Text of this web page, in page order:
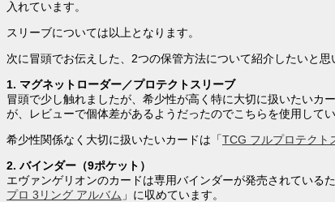
入れています。
スリーブについては以上となります。
次に冒頭でお伝えした、2つの保管方法について紹介したいと思
1. マグネットローダー／プロテクトスリーブ
冒頭で少し触れましたが、希少性が高く特に大切に扱いたいカ
が、レビューで個体差があるようだったのでこちらを使用して
希少性関係なく大切に扱いたいカードは「TCG フルプロテクト
2. バインダー（9ポケット）
エヴァンゲリオンのカードは専用バインダーが発売されている
プロ 3リング アルバム 」に収めています。